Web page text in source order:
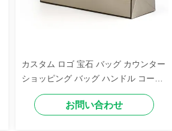
カスタム ロゴ 宝石 バッグ カウンター
ショッピング バッグ ハンドル コーテ
ィング 紙 バッグ
お問い合わせ